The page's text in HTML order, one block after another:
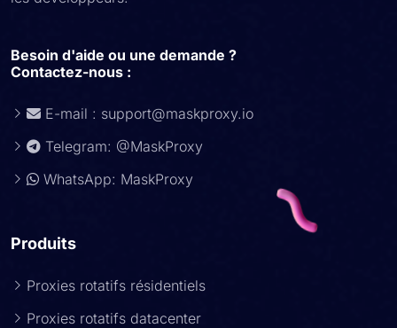
Besoin d'aide ou une demande ?
Contactez-nous :
E-mail : support@maskproxy.io
Telegram: @MaskProxy
WhatsApp: MaskProxy
Produits
Proxies rotatifs résidentiels
Proxies rotatifs datacenter